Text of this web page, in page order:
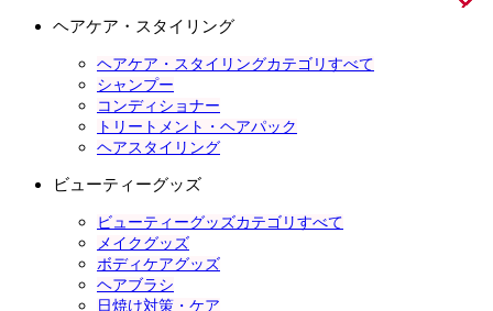
ヘアケア・スタイリング
ヘアケア・スタイリングカテゴリすべて
シャンプー
コンディショナー
トリートメント・ヘアパック
ヘアスタイリング
ビューティーグッズ
ビューティーグッズカテゴリすべて
メイクグッズ
ボディケアグッズ
ヘアブラシ
日焼け対策・ケア